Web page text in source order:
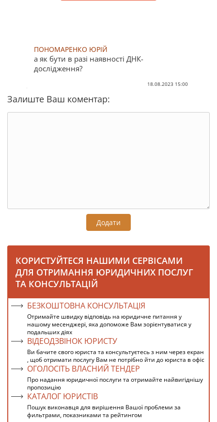
ПОНОМАРЕНКО ЮРІЙ
а як бути в разі наявності ДНК-
дослідження?
18.08.2023 15:00
Залиште Ваш коментар:
Додати
КОРИСТУЙТЕСЯ НАШИМИ СЕРВІСАМИ
ДЛЯ ОТРИМАННЯ ЮРИДИЧНИХ ПОСЛУГ
ТА КОНСУЛЬТАЦІЙ
БЕЗКОШТОВНА КОНСУЛЬТАЦІЯ
Отримайте швидку відповідь на юридичне питання у
нашому месенджері, яка допоможе Вам зорієнтуватися у
подальших діях
ВІДЕОДЗВІНОК ЮРИСТУ
Ви бачите свого юриста та консультуєтесь з ним через екран
, щоб отримати послугу Вам не потрібно йти до юриста в офіс
ОГОЛОСІТЬ ВЛАСНИЙ ТЕНДЕР
Про надання юридичної послуги та отримайте найвигіднішу
пропозицію
КАТАЛОГ ЮРИСТІВ
Пошук виконавця для вирішення Вашої проблеми за
фильтрами, показниками та рейтингом